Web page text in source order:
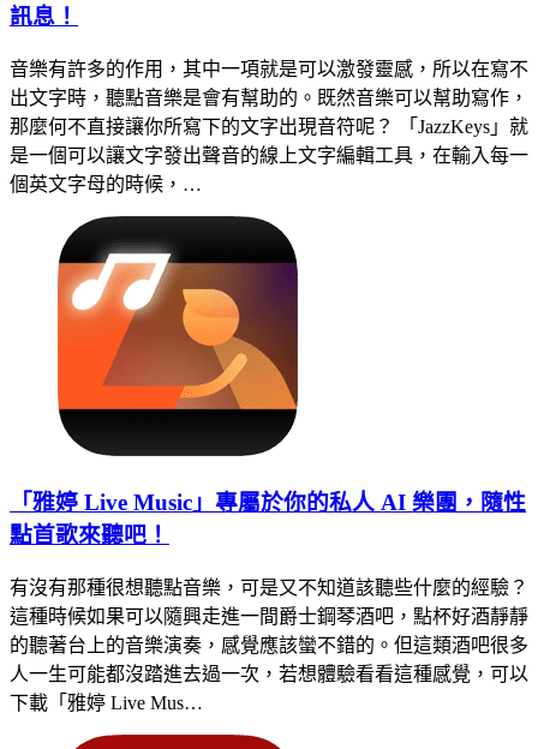
訊息！
音樂有許多的作用，其中一項就是可以激發靈感，所以在寫不
出文字時，聽點音樂是會有幫助的。既然音樂可以幫助寫作，
那麼何不直接讓你所寫下的文字出現音符呢？ 「JazzKeys」就
是一個可以讓文字發出聲音的線上文字編輯工具，在輸入每一
個英文字母的時候，…
「雅婷 Live Music」專屬於你的私人 AI 樂團，隨性
點首歌來聽吧！
有沒有那種很想聽點音樂，可是又不知道該聽些什麼的經驗？
這種時候如果可以隨興走進一間爵士鋼琴酒吧，點杯好酒靜靜
的聽著台上的音樂演奏，感覺應該蠻不錯的。但這類酒吧很多
人一生可能都沒踏進去過一次，若想體驗看看這種感覺，可以
下載「雅婷 Live Mus…